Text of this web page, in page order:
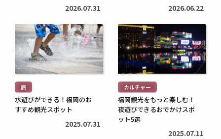
2026.07.31 2026.06.22
続
き
を
読
む
> 旅
水遊びができる！福岡のお
すすめ観光スポット
2025.07.31
続
き
を
読
む
> カルチャー
福岡観光をもっと楽しむ！
夜遊びできるおでかけスポ
ット5選
2025.07.11